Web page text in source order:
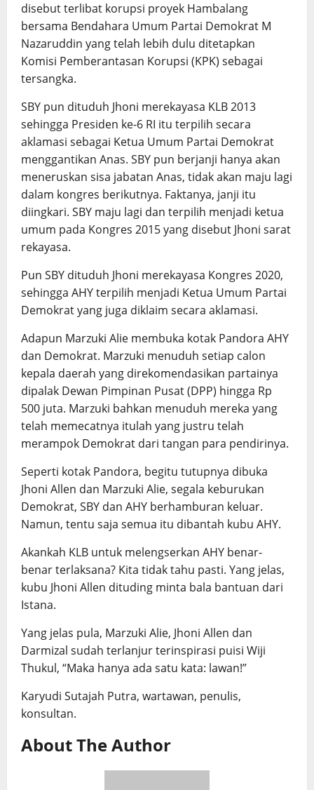
disebut terlibat korupsi proyek Hambalang
bersama Bendahara Umum Partai Demokrat M
Nazaruddin yang telah lebih dulu ditetapkan
Komisi Pemberantasan Korupsi (KPK) sebagai
tersangka.
SBY pun dituduh Jhoni merekayasa KLB 2013
sehingga Presiden ke-6 RI itu terpilih secara
aklamasi sebagai Ketua Umum Partai Demokrat
menggantikan Anas. SBY pun berjanji hanya akan
meneruskan sisa jabatan Anas, tidak akan maju lagi
dalam kongres berikutnya. Faktanya, janji itu
diingkari. SBY maju lagi dan terpilih menjadi ketua
umum pada Kongres 2015 yang disebut Jhoni sarat
rekayasa.
Pun SBY dituduh Jhoni merekayasa Kongres 2020,
sehingga AHY terpilih menjadi Ketua Umum Partai
Demokrat yang juga diklaim secara aklamasi.
Adapun Marzuki Alie membuka kotak Pandora AHY
dan Demokrat. Marzuki menuduh setiap calon
kepala daerah yang direkomendasikan partainya
dipalak Dewan Pimpinan Pusat (DPP) hingga Rp
500 juta. Marzuki bahkan menuduh mereka yang
telah memecatnya itulah yang justru telah
merampok Demokrat dari tangan para pendirinya.
Seperti kotak Pandora, begitu tutupnya dibuka
Jhoni Allen dan Marzuki Alie, segala keburukan
Demokrat, SBY dan AHY berhamburan keluar.
Namun, tentu saja semua itu dibantah kubu AHY.
Akankah KLB untuk melengserkan AHY benar-
benar terlaksana? Kita tidak tahu pasti. Yang jelas,
kubu Jhoni Allen dituding minta bala bantuan dari
Istana.
Yang jelas pula, Marzuki Alie, Jhoni Allen dan
Darmizal sudah terlanjur terinspirasi puisi Wiji
Thukul, “Maka hanya ada satu kata: lawan!”
Karyudi Sutajah Putra, wartawan, penulis,
konsultan.
About The Author